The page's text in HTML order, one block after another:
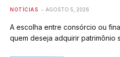
NOTÍCIAS AGOSTO 5, 2026
A escolha entre consórcio ou
quem deseja adquirir patrimônio